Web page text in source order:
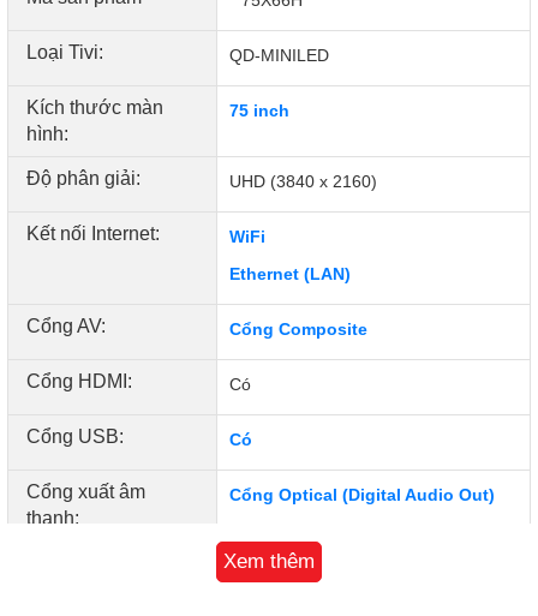
Loại Tivi: QD-MINILED
Kích thước màn
hình:
75 inch
Độ phân giải: UHD (3840 x 2160)
Kết nối Internet:
WiFi
Ethernet (LAN)
Cổng AV: Cổng Composite
Cổng HDMI: Có
Cổng USB: Có
Cổng xuất âm
thanh:
Cổng Optical (Digital Audio Out)
Coolita
Xem thêm